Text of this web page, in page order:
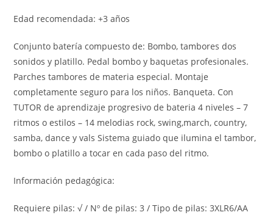
Edad recomendada: +3 años
Conjunto batería compuesto de: Bombo, tambores dos
sonidos y platillo. Pedal bombo y baquetas profesionales.
Parches tambores de materia especial. Montaje
completamente seguro para los niños. Banqueta. Con
TUTOR de aprendizaje progresivo de bateria 4 niveles – 7
ritmos o estilos – 14 melodias rock, swing,march, country,
samba, dance y vals Sistema guiado que ilumina el tambor,
bombo o platillo a tocar en cada paso del ritmo.
Información pedagógica:
Requiere pilas: √ / Nº de pilas: 3 / Tipo de pilas: 3XLR6/AA